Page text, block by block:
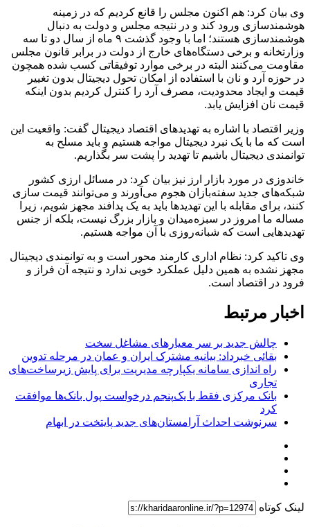
وی بیان کرد: هم اکنون مجلس را قانع کردیم که در زمینه
هوشمندسازی ورود کند و در نتیجه مجلس و دولت به دنبال
هوشمندسازی هستند؛ اما با وجود گذشت ۹ ماه از سال دو تا سه
وزارتخانه و برخی دستگاه‌های خارج از دولت در برابر قانون مجلس
مقاومت می‌کنند البته در برخی موارد توفیقاتی کسب شده همچون
در حوزه آرد و نان با استفاده از امکان تحول دیجیتال بدون تغییر
قیمت و ایجاد محدودیت، مصرف آرد را کنترل کردیم بدون اینکه
قیمت نان افزایش یابد.
وزیر اقتصاد با اشاره به تهدیدهای اقتصاد دیجیتال گفت: واقعیت این
است که ما با یک نبرد دیجیتال مواجه هستیم و باید مسلح به
توانمندی دیجیتال باشیم تا تهدید را پشت سر بگذاریم.
خاندوزی در مورد بازار ارز نیز بیان کرد: در مسائل ارزی کشور
شبکه‌های جدید سفته‌بازان هجوم می‌آورند و می‌توانند قیمت سازی
کنند، برای مقابله با این تهدیدها باید به یک پدافند مجهز شویم، زیرا
مساله ما امروز در سبزه‌میدان و بازار بزرگ نیست، بلکه از جنس
تهدیدهایی است که شبانه‌روزی با آن مواجه هستیم.
وی تاکید کرد: نظام اداری کارمند محور است و به توانمندی دیجیتال
مجهز نشده به همین دلیل عملکرد خوبی ندارد و نتیجه آن فراز و
فرود در اقتصاد است.
اخبار مرتبط
چالش جدید بر سر معیارهای مشاغل سخت
بقائی خبرداد: بیانیه مشترک ایران و عمان در مرحله تدوین
راه اندازی سامانه یکپارچه مدیریت برای پایش زیرساخت‌های
تجاری
بانک مرکزی فقط با یک‌‎پنجم درخواست پول بانک‌ها موافقت
کرد
سرنوشت احداث آرامستان‌های جدید پایتخت در ابهام
لینک کوتاه